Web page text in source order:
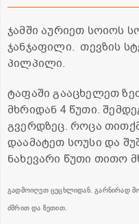
ჯამში აურიეთ სოიოს
ჯანჯაფილი. თევზის
პილპილი.
ტაფაში გააცხელეთ
მხრიდან 4 წუთი.
გვერდზეც. როცა
დაამატეთ სოუსი და
ნახევარი წუთი თითო
გადმოიღეთ ცეცხლიდან. გარნირად
ძმრით და ზეთით.